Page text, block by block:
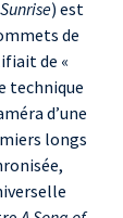
Sunrise) est
de
de «
technique
d’une
longs